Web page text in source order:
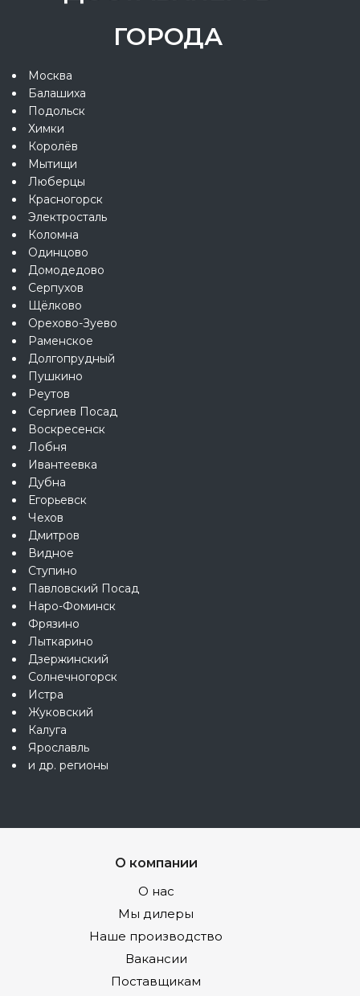
ГОРОДА
Москва
Балашиха
Подольск
Химки
Королёв
Мытищи
Люберцы
Красногорск
Электросталь
Коломна
Одинцово
Домодедово
Серпухов
Щёлково
Орехово-Зуево
Раменское
Долгопрудный
Пушкино
Реутов
Сергиев Посад
Воскресенск
Лобня
Ивантеевка
Дубна
Егорьевск
Чехов
Дмитров
Видное
Ступино
Павловский Посад
Наро-Фоминск
Фрязино
Лыткарино
Дзержинский
Солнечногорск
Истра
Жуковский
Калуга
Ярославль
и др. регионы
О компании
О нас
Мы дилеры
Наше производство
Вакансии
Поставщикам